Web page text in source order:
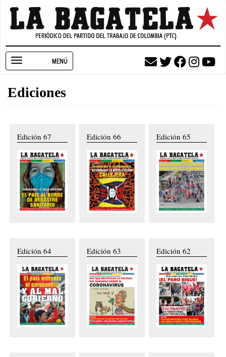
Pasar
contenido
navigation
Ediciones
Edición 67 Edición 66 Edición 65
Edición 64 Edición 63 Edición 62